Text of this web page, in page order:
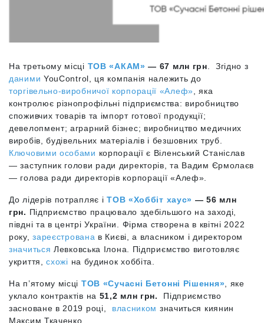
На третьому місці ТОВ «АКАМ» — 67 млн грн . Згідно з
даними YouControl, ця компанія належить до
торгівельно-виробничої корпорації «Алеф» , яка
контролює різнопрофільні підприємства: виробництво
споживчих товарів та імпорт готової продукції;
девелопмент; аграрний бізнес; виробництво медичних
виробів, будівельних матеріалів і безшовних труб.
Ключовими особами корпорації є Віленський Станіслав
— заступник голови ради директорів, та Вадим Єрмолаєв
— голова ради директорів корпорації «Алеф».
До лідерів потрапляє іТОВ «Хоббіт хаус» — 56 млн
грн. Підприємство працювало здебільшого на заході,
півдні та в центрі України. Фірма створена в квітні 2022
року,зареєстрована в Києві, а власником і директором
значиться Левковська Ілона. Підприємство виготовляє
укриття,схожі на будинок хоббіта.
На п’ятому місці ТОВ «Сучасні Бетонні Рішення» , яке
уклало контрактів на 51,2 млн грн. Підприємство
засноване в 2019 році, власником значиться киянин
Максим Ткаченко.